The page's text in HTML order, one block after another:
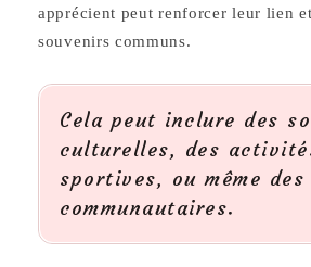
apprécient peut renforcer leur lien
souvenirs communs.
Cela peut inclure des
culturelles, des
sportives, ou même
communautaires.